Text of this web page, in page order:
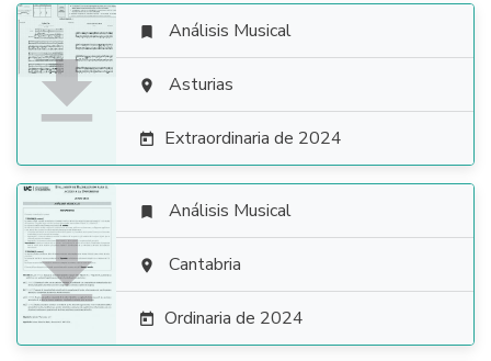

 Análisis Musical
 Asturias
 Extraordinaria de 2024

 Análisis Musical
 Cantabria
 Ordinaria de 2024